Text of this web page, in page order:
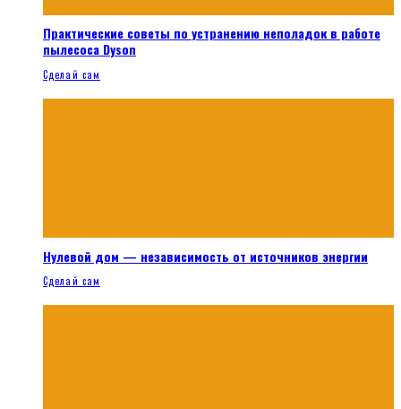
Практические советы по устранению неполадок в работе
пылесоса Dyson
Сделай сам
Нулевой дом — независимость от источников энергии
Сделай сам